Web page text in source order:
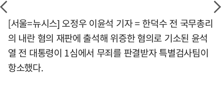
[서울=뉴시스] 오정우 이윤석 기자 = 한덕수 전 국무총리
의 내란 혐의 재판에 출석해 위증한 혐의로 기소된 윤석
열 전 대통령이 1심에서 무죄를 판결받자 특별검사팀이
항소했다.